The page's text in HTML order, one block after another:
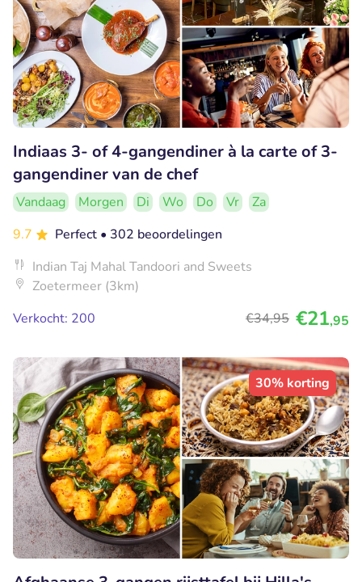
Indiaas 3- of 4-gangendiner à la carte of 3-
gangendiner van de chef
Vandaag Morgen Di Wo Do Vr
Za
9.7
Perfect • 302 beoordelingen
Indian Taj Mahal Tandoori and Sweets
Zoetermeer (3km)
Verkocht: 200
€34,95 €21,95
30% korting